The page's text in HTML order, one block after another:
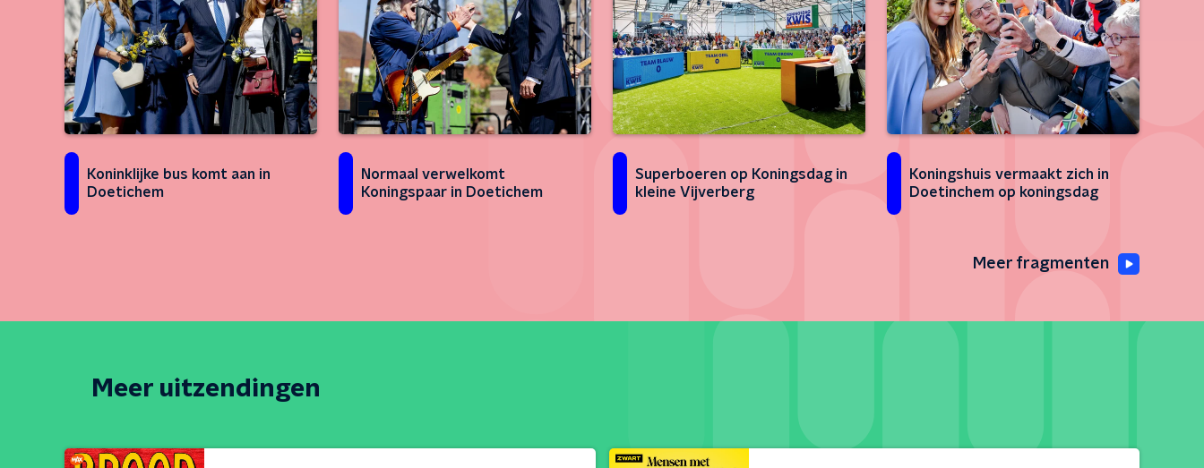
Koninklijke bus komt aan in
Doetichem
Normaal verwelkomt
Koningspaar in Doetichem
Superboeren op Koningsdag in
kleine Vijverberg
Koningshuis vermaakt zich in
Doetinchem op koningsdag
Meer fragmenten
Meer uitzendingen